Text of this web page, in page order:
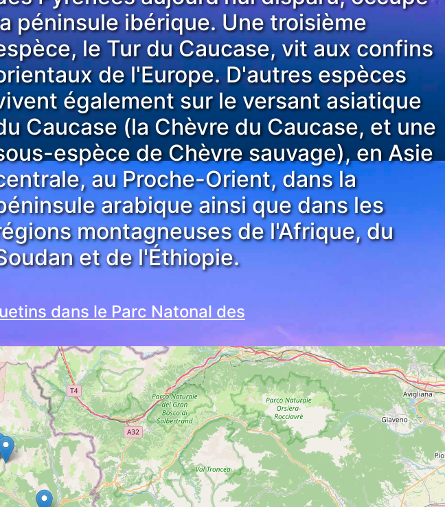
péninsule ibérique. Une troisième
le Tur du Caucase, vit aux confins
de l'Europe. D'autres espèces
également sur le versant asiatique
Caucase (la Chèvre du Caucase, et une
espèce de Chèvre sauvage), en Asie
au Proche-Orient, dans la
arabique ainsi que dans les
montagneuses de l'Afrique, du
et de l'Éthiopie.
dans le Parc Natonal des